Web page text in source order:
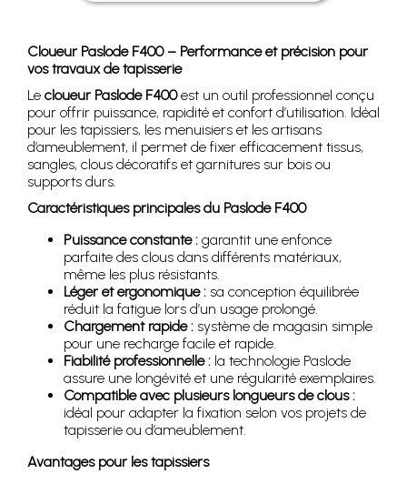
Cloueur Paslode F400 – Performance et précision pour
vos travaux de tapisserie
Le cloueur Paslode F400est un outil professionnel conçu
pour offrir puissance, rapidité et confort d’utilisation. Idéal
pour les tapissiers, les menuisiers et les artisans
d’ameublement, il permet de fixer efficacement tissus,
sangles, clous décoratifs et garnitures sur bois ou
supports durs.
Caractéristiques principales du Paslode F400
Puissance constante : garantit une enfonce
parfaite des clous dans différents matériaux,
même les plus résistants.
Léger et ergonomique : sa conception équilibrée
réduit la fatigue lors d’un usage prolongé.
Chargement rapide : système de magasin simple
pour une recharge facile et rapide.
Fiabilité professionnelle : la technologie Paslode
assure une longévité et une régularité exemplaires.
Compatible avec plusieurs longueurs de clous :
idéal pour adapter la fixation selon vos projets de
tapisserie ou d’ameublement.
Avantages pour les tapissiers